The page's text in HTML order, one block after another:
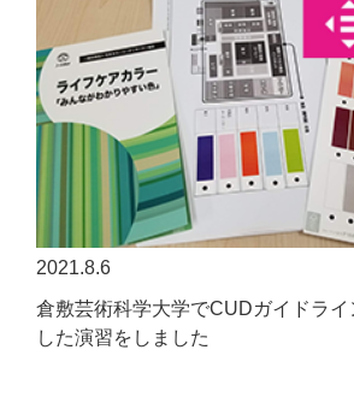
2021.8.6
倉敷芸術科学大学でCUDガイドライ
した演習をしました